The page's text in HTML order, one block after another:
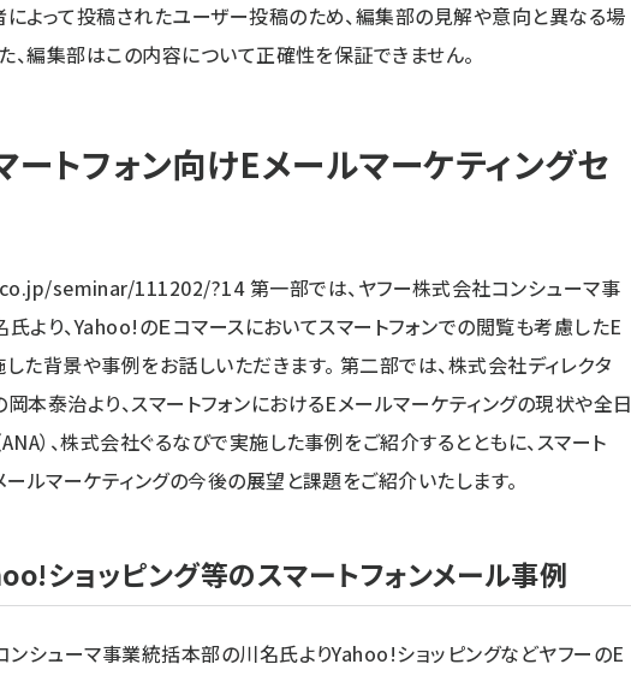
よって投稿されたユーザー投稿のため、編集部の見解や意向と異なる場
、編集部はこの内容について正確性を保証できません。
ートフォン向けEメールマーケティングセ
seminar/111202/?14第一部では、ヤフー株式会社コンシューマ事
より、Yahoo!のＥコマースにおいてスマートフォンでの閲覧も考慮したE
た背景や事例をお話しいただきます。 第二部では、株式会社ディレクタ
泰治より、スマートフォンにおけるEメールマーケティングの現状や全日
）、株式会社ぐるなびで実施した事例をご紹介するとともに、スマート
ールマーケティングの今後の展望と課題をご紹介いたします。
ショッピング等のスマートフォンメール事例
ンシューマ事業統括本部の川名氏よりYahoo!ショッピングなどヤフーのE